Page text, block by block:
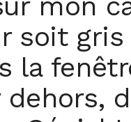
soit gris
la
dehors,